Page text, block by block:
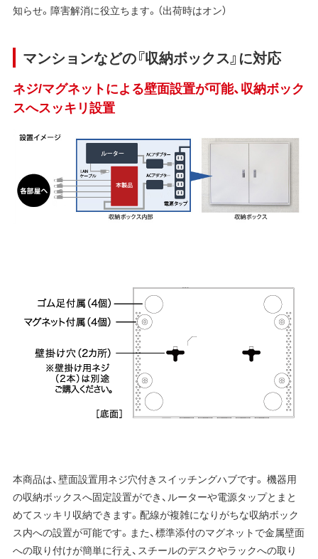
知らせ。障害解消に役⽴ちます。（出荷時はオン）
マンションなどの『収納ボックス』に対応
ネジ/マグネットによる壁面設置が可能、収納ボック
スへスッキリ設置
本商品は、壁面設置用ネジ穴付きスイッチングハブです。 機器用
の収納ボックスへ固定設置ができ、ルーターや電源タップとまと
めてスッキリ収納できます。配線が複雑になりがちな収納ボック
ス内への設置が可能です。また、標準添付のマグネットで金属壁面
への取り付けが簡単に行え、スチールのデスクやラックへの取り